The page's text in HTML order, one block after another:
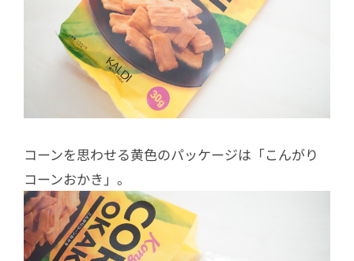
コーンを思わせる黄色のパッケージは「こんがり
コーンおかき」。